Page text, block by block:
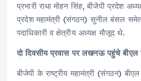
प्रभारी राधा मोहन सिंह, बीजेपी प्रदेश
प्रदेश महामंत्री (संगठन) सुनील बंसल
पदाधिकारी व क्षेत्रीय अध्यक्ष मौजूद थे.
दो दिवसीय प्रवास पर लखनऊ पहुंचे बीएल
बीजेपी के राष्ट्रीय महामंत्री (संगठन)